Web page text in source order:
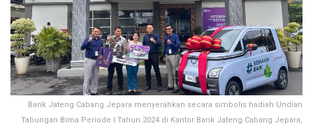
Bank Jateng Cabang Jepara menyerahkan secara simbolis hadiah Undian
Tabungan Bima Periode I Tahun 2024 di Kantor Bank Jateng Cabang Jepara,